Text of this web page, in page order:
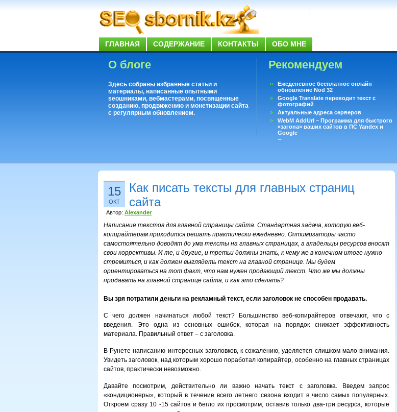
ГЛАВНАЯ СОДЕРЖАНИЕ КОНТАКТЫ ОБО МНЕ
О блоге
Здесь собраны избранные статьи и
материалы, написанные опытными
seoшниками, вебмастерами, посвященные
созданию, продвижению и монетизации сайта
с регулярным обновлением.
Рекомендуем
Ежеденевное бесплатное онлайн
обновление Nod 32
Google Translate переводит текст с
фотографий
Актуальные адреса серверов
WebM AddUrl – Программа для быстрого
«загона» ваших сайтов в ПС Yandex и
Google
Существует вопросы, на которые не может
15
ОКТ
Как писать тексты для главных страниц
сайта
Автор: Alexander
Написание текстов для главной страницы сайта. Стандартная задача, которую веб-
копирайтерам приходится решать практически ежедневно. Оптимизаторы часто
самостоятельно доводят до ума тексты на главных страницах, а владельцы ресурсов вносят
свои коррективы. И те, и другие, и третьи должны знать, к чему же в конечном итоге нужно
стремиться, и как должен выглядеть текст на главной странице. Мы будем
ориентироваться на тот факт, что нам нужен продающий текст. Что же мы должны
продавать на главной странице сайта, и как это сделать?
Вы зря потратили деньги на рекламный текст, если заголовок не способен продавать.
С чего должен начинаться любой текст? Большинство веб-копирайтеров отвечают, что с
введения. Это одна из основных ошибок, которая на порядок снижает эффективность
материала. Правильный ответ – с заголовка.
В Рунете написанию интересных заголовков, к сожалению, уделяется слишком мало внимания.
Увидеть заголовок, над которым хорошо поработал копирайтер, особенно на главных страницах
сайтов, практически невозможно.
Давайте посмотрим, действительно ли важно начать текст с заголовка. Введем запрос
«кондиционеры», который в течение всего летнего сезона входит в число самых популярных.
Откроем сразу 10 -15 сайтов и бегло их просмотрим, оставив только два-три ресурса, которые